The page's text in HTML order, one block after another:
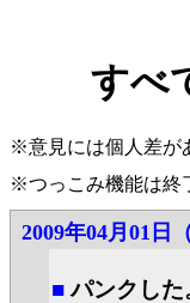
すべ
※意見には個人差が
※つっこみ機能は終
2009年04月01日
■パンクした